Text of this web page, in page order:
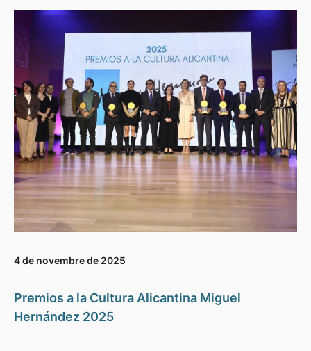
4 de novembre de 2025
Premios a la Cultura Alicantina Miguel
Hernández 2025